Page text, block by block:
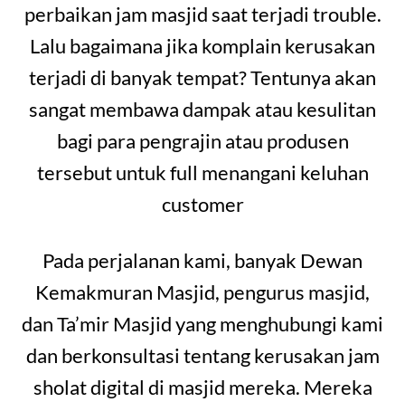
perbaikan jam masjid saat terjadi trouble.
Lalu bagaimana jika komplain kerusakan
terjadi di banyak tempat? Tentunya akan
sangat membawa dampak atau kesulitan
bagi para pengrajin atau produsen
tersebut untuk full menangani keluhan
customer
Pada perjalanan kami, banyak Dewan
Kemakmuran Masjid, pengurus masjid,
dan Ta’mir Masjid yang menghubungi kami
dan berkonsultasi tentang kerusakan jam
sholat digital di masjid mereka. Mereka